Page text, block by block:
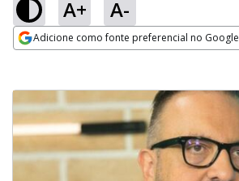
A+ A-
Adicione como fonte preferencial no Google